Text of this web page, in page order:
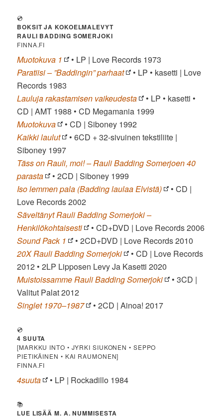
💿
BOKSIT JA KOKOELMALEVYT
RAULI BADDING SOMERJOKI
FINNA.FI
Muotokuva 1
• LP | Love Records 1973
Paratiisi – ”Baddingin” parhaat
• LP • kasetti | Love
Records 1983
Lauluja rakastamisen vaikeudesta
• LP • kasetti •
CD | AMT 1988 • CD Megamania 1999
Muotokuva
• CD | Siboney 1992
Kaikki laulut
• 6CD + 32-sivuinen tekstiliite |
Siboney 1997
Täss on Rauli, moi! – Rauli Badding Somerjoen 40
parasta
• 2CD | Siboney 1999
Iso lemmen pala (Badding laulaa Elvistä)
• CD |
Love Records 2002
Säveltänyt Rauli Badding Somerjoki –
Henkilökohtaisesti
• CD+DVD | Love Records 2006
Sound Pack 1
• 2CD+DVD | Love Records 2010
20X Rauli Badding Somerjoki
• CD | Love Records
2012 • 2LP Lipposen Levy Ja Kasetti 2020
Muistoissamme Rauli Badding Somerjoki
• 3CD |
Valitut Palat 2012
Singlet 1970–1987
• 2CD | Ainoa! 2017
💿
4 SUUTA
[MARKKU INTO • JYRKI SIUKONEN • SEPPO
PIETIKÄINEN • KAI RAUMONEN]
FINNA.FI
4suuta • LP | Rockadillo 1984
📚
LUE LISÄÄ M. A. NUMMISESTA